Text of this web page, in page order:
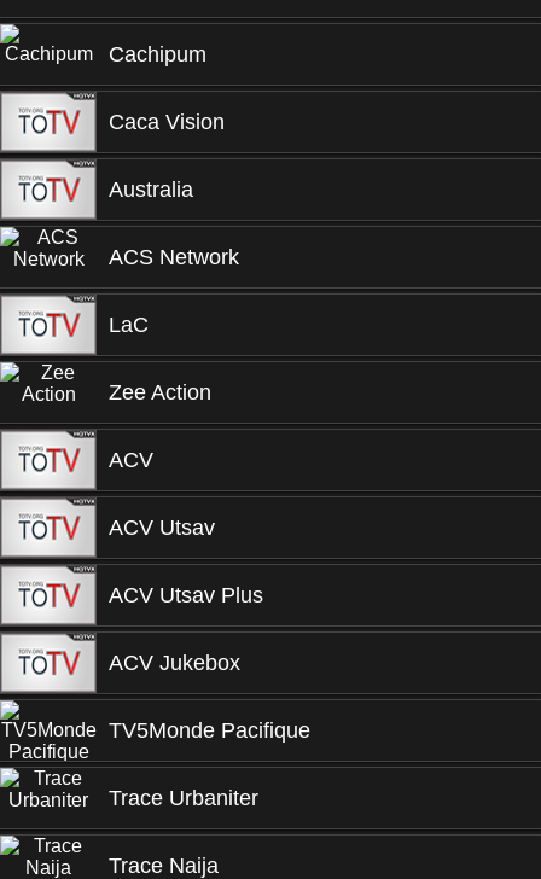
Cachipum
Caca Vision
Australia
ACS Network
LaC
Zee Action
ACV
ACV Utsav
ACV Utsav Plus
ACV Jukebox
TV5Monde Pacifique
Trace Urbaniter
Trace Naija